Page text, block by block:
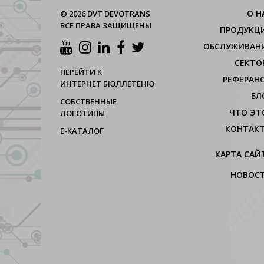
© 2026 DVT DEVOTRANS
ВСЕ ПРАВА ЗАЩИЩЕНЫ
ПЕРЕЙТИ К
ИНТЕРНЕТ БЮЛЛЕТЕНЮ
СОБСТВЕННЫЕ
ЛОГОТИПЫ
Е-КАТАЛОГ
О
ЧТО
КАРТА